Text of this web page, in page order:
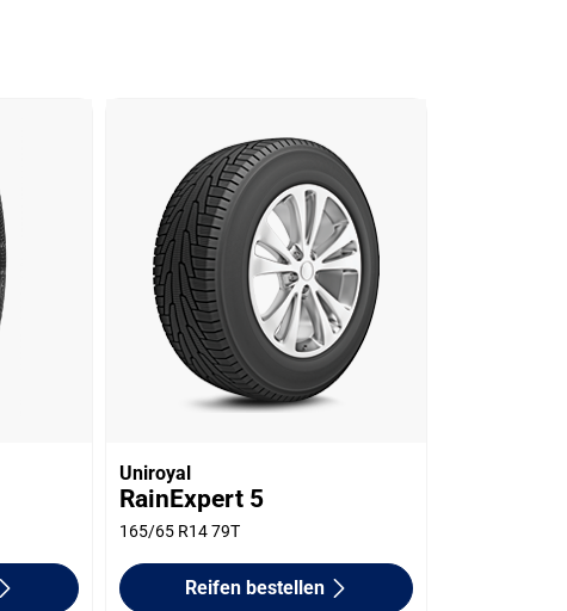
Uniroyal
RainExpert 5
165/65 R14 79T
Reifen bestellen